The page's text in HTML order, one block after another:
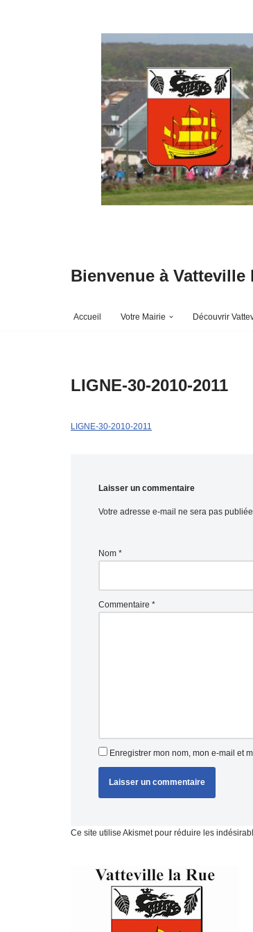
Bienvenue à Vatteville
Accueil Votre Mairie Découvrir
LIGNE-30-2010-2011
LIGNE-30-2010-2011
Laisser un commentaire
Votre adresse e-mail ne sera pas
Nom *
Commentaire *
Enregistrer mon nom, mon e-mail et
Ce site utilise Akismet pour réduire les